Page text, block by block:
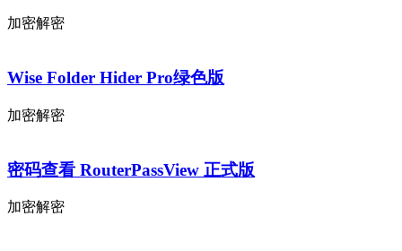
加密解密
Wise Folder Hider Pro绿色版
加密解密
密码查看 RouterPassView 正式版
加密解密